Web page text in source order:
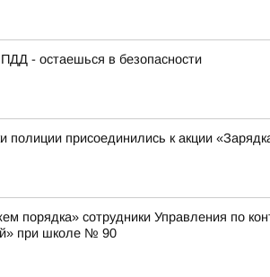
- остаешься в безопасности
полиции присоединились к акции
порядка» сотрудники Управления по
при школе № 90